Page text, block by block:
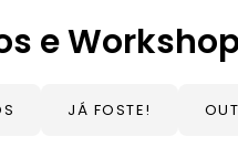
e
JÁ FOSTE!